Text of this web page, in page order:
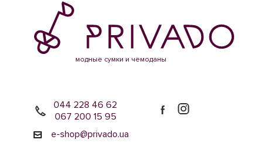
модные сумки и чемоданы
044 228 46 62
067 200 15 95
e-shop@privado.ua